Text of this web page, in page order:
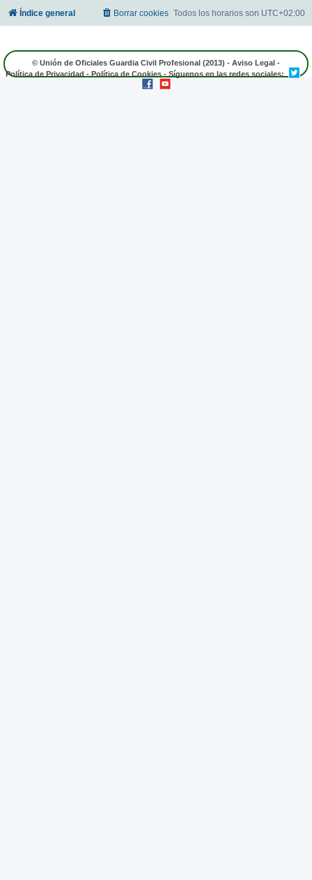
Índice general Todos los horarios son UTC+02:00
Borrar cookies
© Unión de Oficiales Guardia Civil Profesional (2013) - Aviso Legal -
Política de Privacidad - Política de Cookies - Síguenos en las redes sociales: